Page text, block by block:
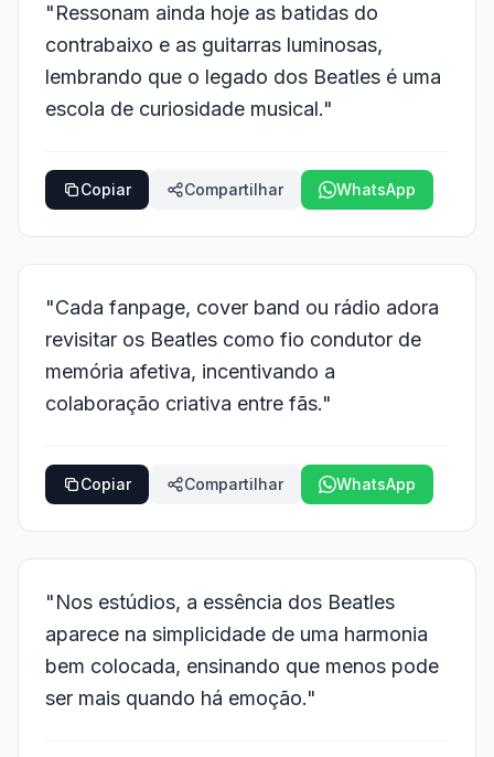
"Ressonam ainda hoje as batidas do
contrabaixo e as guitarras luminosas,
lembrando que o legado dos Beatles é uma
escola de curiosidade musical."
Copiar Compartilhar WhatsApp
"Cada fanpage, cover band ou rádio adora
revisitar os Beatles como fio condutor de
memória afetiva, incentivando a
colaboração criativa entre fãs."
Copiar Compartilhar WhatsApp
"Nos estúdios, a essência dos Beatles
aparece na simplicidade de uma harmonia
bem colocada, ensinando que menos pode
ser mais quando há emoção."